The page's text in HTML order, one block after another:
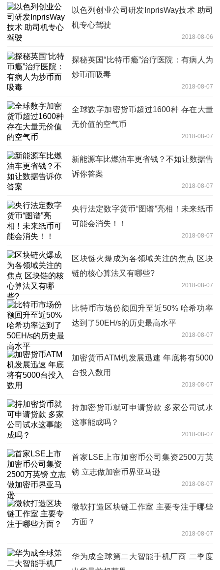
以色列创业公司研发InprisWay技术 助司
机专心驾驶
2018-08-06
探秘英国“比特币瘾”治疗医院：有病人为
炒币而吸毒
2018-08-07
全球数字加密货币超过1600种 存在大量
无价值的空气币
2018-08-07
新能源车比燃油车更省钱？不如让数据告
诉你答案
2018-08-07
央行法定数字货币“图谱”亮相！未来纸币
可能会消失！！
2018-08-07
区块链火爆成为各领域关注的焦点 区块
链的核心算法又有哪些?
2018-08-07
比特币市场份额回升至近50% 哈希功率
达到了50EH/s的历史最高水平
2018-08-07
加密货币ATM机发展迅速 年底将有5000
台投入数用
2018-08-07
持加密货币就可申请贷款 多家公司试水
这事能成吗？
2018-08-07
首家LSE上市加密币公司集资2500万英
镑 立志做加密币界亚马逊
2018-08-07
微软打造区块链工作室 主要专注于哪些
方面？
2018-08-07
华为成全球第二大智能手机厂商 二季度